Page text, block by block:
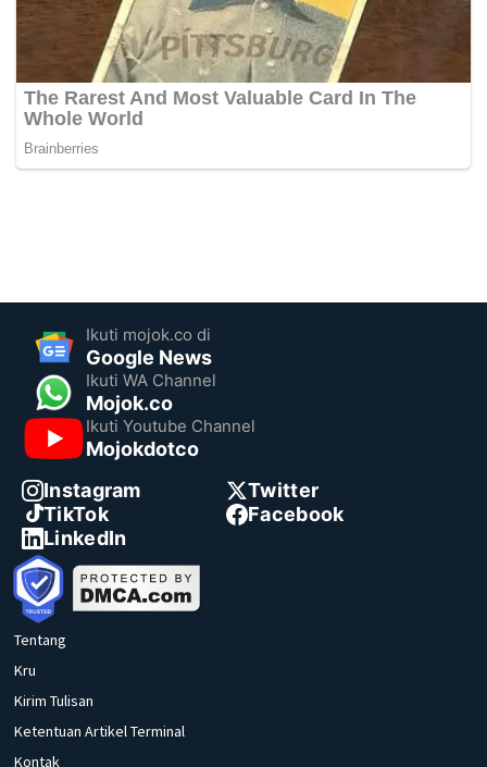
Ikuti mojok.co di
Google News
Ikuti WA Channel
Mojok.co
Ikuti Youtube Channel
Mojokdotco
Instagram
Twitter
TikTok
Facebook
LinkedIn
Tentang
Kru
Kirim Tulisan
Ketentuan Artikel Terminal
Kontak